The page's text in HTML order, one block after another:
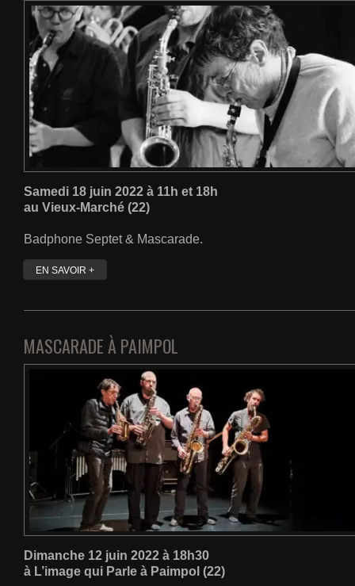
Samedi 18 juin 2022 à 11h et 18h
au Vieux-Marché (22)
Badphone Septet & Mascarade.
EN SAVOIR +
MASCARADE À PAIMPOL
Dimanche 12 juin 2022 à 18h30
à L’image qui Parle à Paimpol (22)